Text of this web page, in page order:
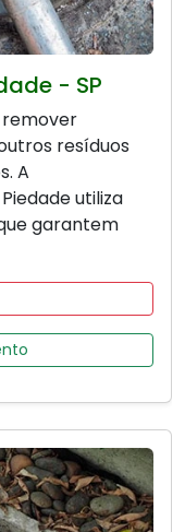
- SP
resíduos
A
utiliza
garantem